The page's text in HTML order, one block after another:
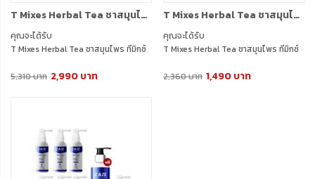
T Mixes Herbal Tea ชาสมุนไพร ทีมิกซ์ (10ซอง) 6 กล่อง + แถมฟรี T Mixes Herbal Tea (10ซอง) 3 กล่อง
คุณจะได้รับ
T Mixes Herbal Tea ชาสมุนไพร ทีมิกซ์
แถมฟรี T Mixes Herbal Tea (10ซอง) 3
2,990 บาท
5,310 บาท
T Mixes Herbal Tea ชาสมุนไพร ทีมิกซ์ (10ซอง) 3 กล่อง + แถมฟรี ชาสมุนไพร ทีมิกซ์ (10ซอง) 1 กล่อง BOX SET
คุณจะได้รับ
T Mixes Herbal Tea ชาสมุนไพร ทีมิกซ์
แถมฟรี T Mixes Herbal Tea (10ซอง) 1
1,490 บาท
2,360 บาท